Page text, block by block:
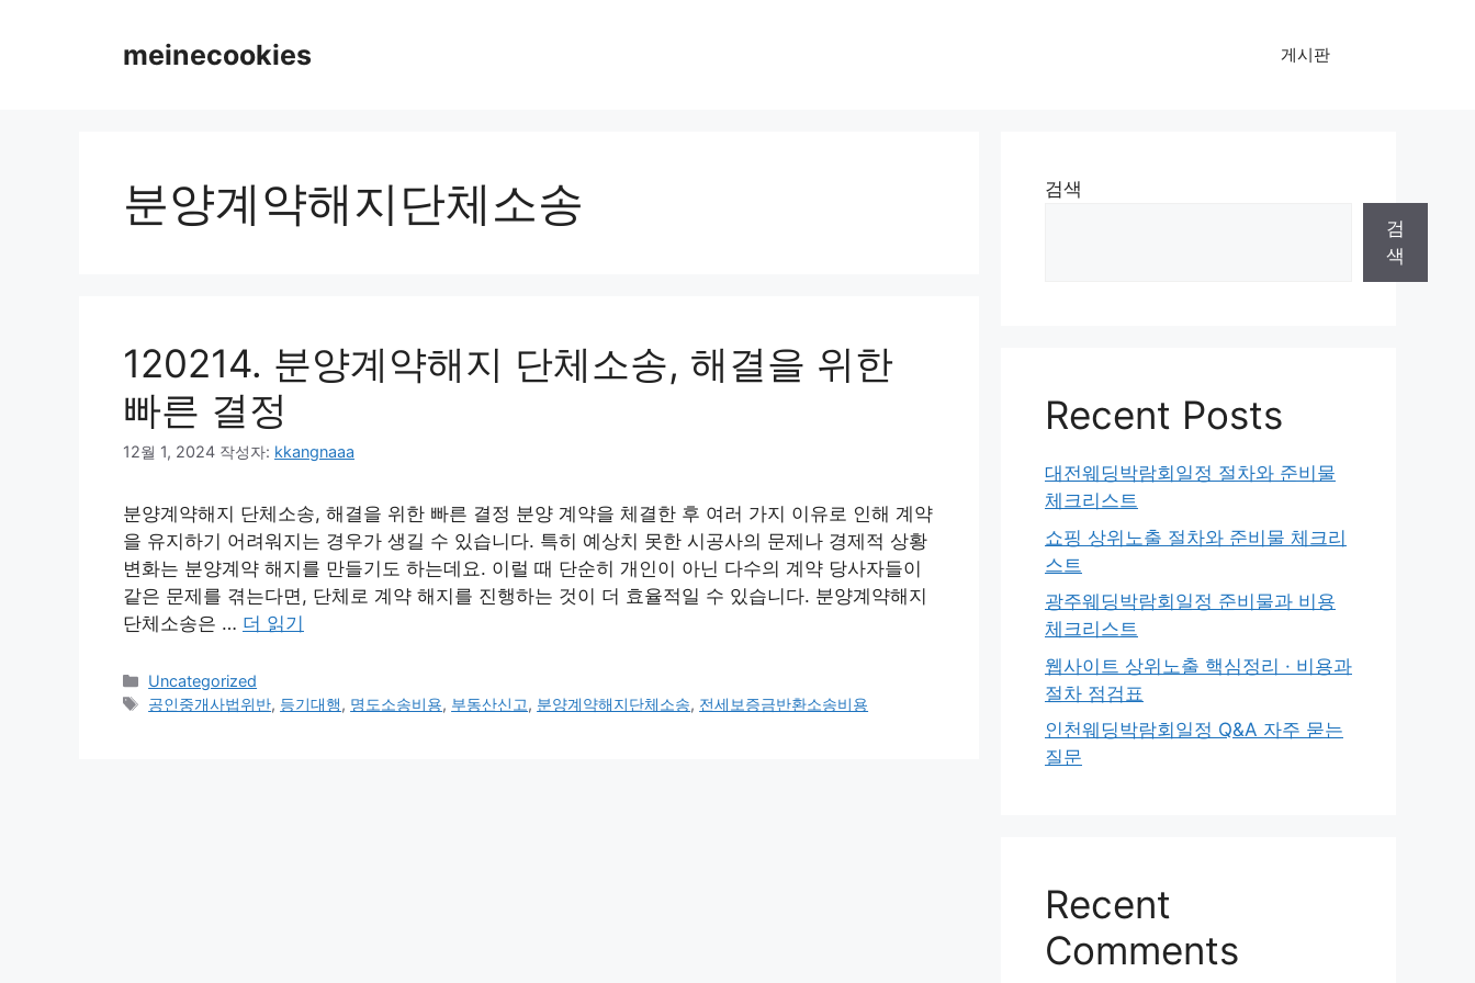
meinecookies 게시판
분양계약해지단체소송
120214. 분양계약해지 단체소송, 해결을 위한
빠른 결정
12월 1, 2024 작성자: kkangnaaa
분양계약해지 단체소송, 해결을 위한 빠른 결정 분양 계약을 체결한 후 여러 가지 이유로 인해 계약
을 유지하기 어려워지는 경우가 생길 수 있습니다. 특히 예상치 못한 시공사의 문제나 경제적 상황
변화는 분양계약 해지를 만들기도 하는데요. 이럴 때 단순히 개인이 아닌 다수의 계약 당사자들이
같은 문제를 겪는다면, 단체로 계약 해지를 진행하는 것이 더 효율적일 수 있습니다. 분양계약해지
단체소송은 … 더 읽기
카
테
Uncategorized
태
공인중개사법위반, 등기대행, 명도소송비용, 부동산신고, 분양계약해지단체소송, 전세보증금반환소송비용
검색
검
색
Recent Posts
대전웨딩박람회일정 절차와 준비물
체크리스트
쇼핑 상위노출 절차와 준비물 체크리
스트
광주웨딩박람회일정 준비물과 비용
체크리스트
웹사이트 상위노출 핵심정리 · 비용과
절차 점검표
인천웨딩박람회일정 Q&A 자주 묻는
질문
Recent
Comments